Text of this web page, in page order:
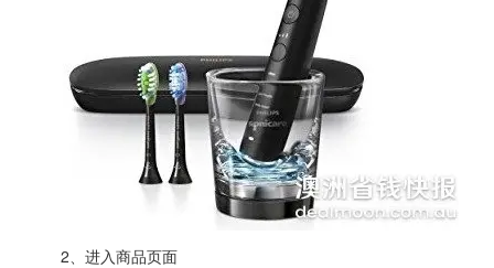
2、进入商品页面